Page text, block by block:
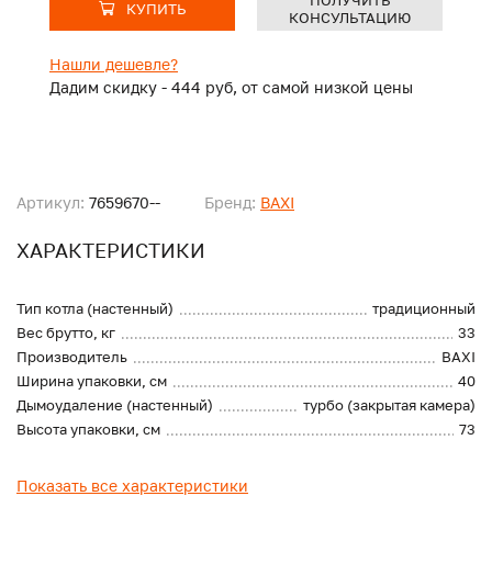
Артикул: 7659670-- Бренд: BAXI
ХАРАКТЕРИСТИКИ
Тип котла (настенный)
традиционный
Вес брутто, кг
33
Производитель
BAXI
Ширина упаковки, см
40
Дымоудаление (настенный)
турбо (закрытая камера)
Высота упаковки, см
73
Показать все характеристики
КУПИТЬ
КОНСУЛЬТАЦИЮ
Нашли дешевле?
Дадим скидку - 444 руб, от самой низкой цены